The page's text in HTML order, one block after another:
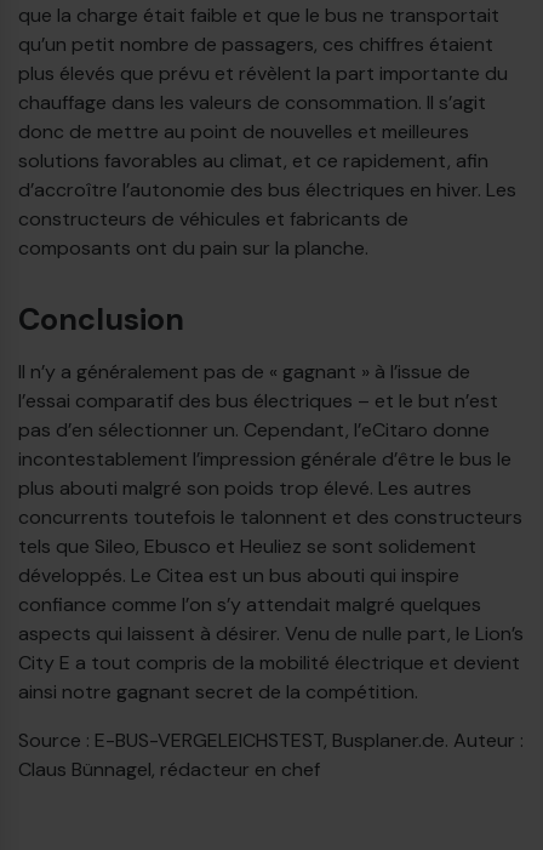
que la charge était faible et que le bus ne transportait
qu’un petit nombre de passagers, ces chiffres étaient
plus élevés que prévu et révèlent la part importante du
chauffage dans les valeurs de consommation. Il s’agit
donc de mettre au point de nouvelles et meilleures
solutions favorables au climat, et ce rapidement, afin
d’accroître l’autonomie des bus électriques en hiver. Les
constructeurs de véhicules et fabricants de
composants ont du pain sur la planche.
Conclusion
Il n’y a généralement pas de « gagnant » à l’issue de
l’essai comparatif des bus électriques – et le but n’est
pas d’en sélectionner un. Cependant, l’eCitaro donne
incontestablement l’impression générale d’être le bus le
plus abouti malgré son poids trop élevé. Les autres
concurrents toutefois le talonnent et des constructeurs
tels que Sileo, Ebusco et Heuliez se sont solidement
développés. Le Citea est un bus abouti qui inspire
confiance comme l’on s’y attendait malgré quelques
aspects qui laissent à désirer. Venu de nulle part, le Lion’s
City E a tout compris de la mobilité électrique et devient
ainsi notre gagnant secret de la compétition.
Source : E-BUS-VERGELEICHSTEST, Busplaner.de. Auteur :
Claus Bünnagel, rédacteur en chef